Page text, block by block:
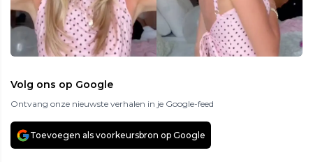
Volg ons op Google
Ontvang onze nieuwste verhalen in je Google-feed
Toevoegen als voorkeursbron op Google